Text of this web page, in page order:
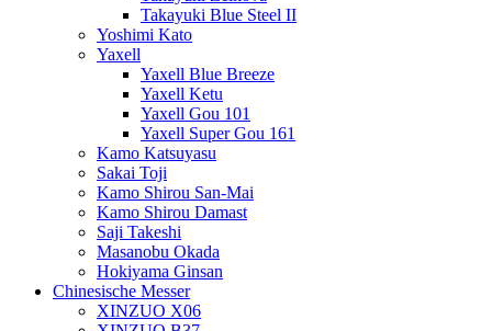
Takayuki Blue Steel II
Yoshimi Kato
Yaxell
Yaxell Blue Breeze
Yaxell Ketu
Yaxell Gou 101
Yaxell Super Gou 161
Kamo Katsuyasu
Sakai Toji
Kamo Shirou San-Mai
Kamo Shirou Damast
Saji Takeshi
Masanobu Okada
Hokiyama Ginsan
Chinesische Messer
XINZUO X06